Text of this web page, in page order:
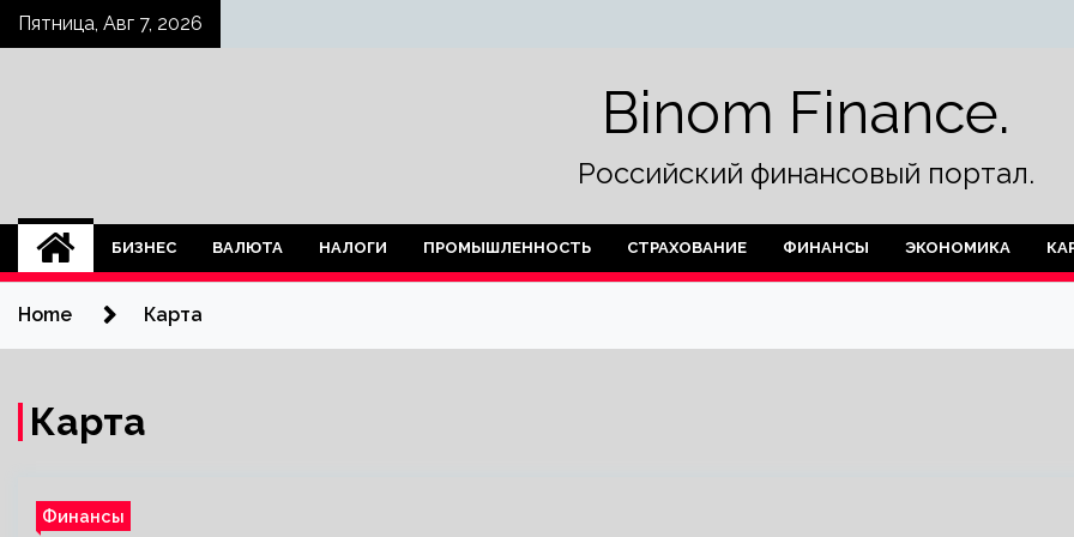
SkipПятница, Авг 7, 2026
Binom Finance.
Российский финансовый портал.
БИЗНЕС ВАЛЮТА НАЛОГИ ПРОМЫШЛЕННОСТЬ СТРАХОВАНИЕ ФИНАНСЫ ЭКОНОМИКА
Home Карта
Карта
Финансы